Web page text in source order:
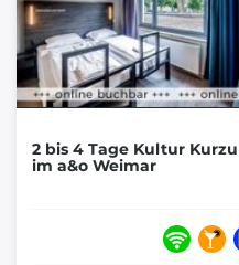
2 bis 4 Tage Kultur
im a&o Weimar